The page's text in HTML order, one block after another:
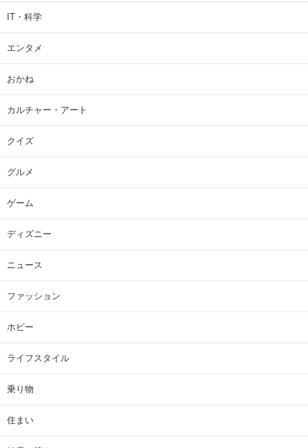
IT・科学
エンタメ
おかね
カルチャー・アート
クイズ
グルメ
ゲーム
ディズニー
ニュース
ファッション
ホビー
ライフスタイル
乗り物
住まい